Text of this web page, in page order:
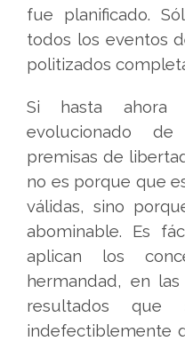
fue planificado.
todos los eventos
politizados
Si hasta
evolucionado
premisas de
no es porque que
válidas, sino
abominable. Es
aplican los
hermandad, en
resultados que
indefectiblemente